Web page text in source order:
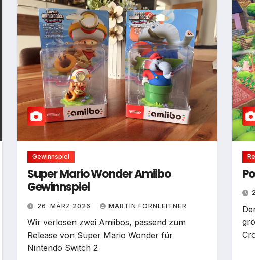
Gewinnspiel
Super Mario Wonder Amiibo
Gewinnspiel
26. MÄRZ 2026 MARTIN FORNLEITNER
Wir verlosen zwei Amiibos, passend zum
Release von Super Mario Wonder für
Nintendo Switch 2